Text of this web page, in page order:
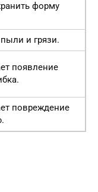
форму
и грязи.
появление
повреждение